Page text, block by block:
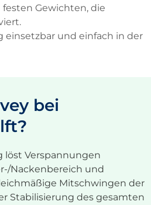
festen Gewichten, die
einsetzbar und einfach in der
bei
löst Verspannungen
Nackenbereich und
Mitschwingen der
Stabilisierung des gesamten